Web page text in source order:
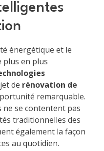
énergétique et le
plus en plus
de rénovation de
remarquable.
ne se contentent pas
traditionnelles des
également la façon
au quotidien.